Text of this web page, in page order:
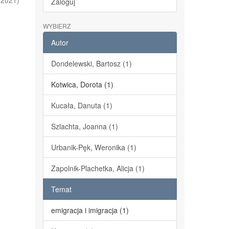
WYBIERZ
Autor
Dondelewski, Bartosz (1)
Kotwica, Dorota (1)
Kucała, Danuta (1)
Szlachta, Joanna (1)
Urbanik-Pęk, Weronika (1)
Zapolnik-Plachetka, Alicja (1)
Temat
emigracja i imigracja (1)